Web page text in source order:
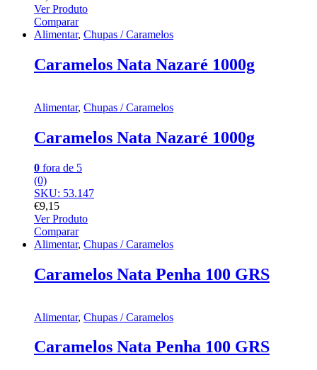
Ver Produto
Comparar
Alimentar, Chupas / Caramelos
Caramelos Nata Nazaré 1000g
Alimentar, Chupas / Caramelos
Caramelos Nata Nazaré 1000g
0 fora de 5
(0)
SKU: 53.147
€9,15
Ver Produto
Comparar
Alimentar, Chupas / Caramelos
Caramelos Nata Penha 100 GRS
Alimentar, Chupas / Caramelos
Caramelos Nata Penha 100 GRS